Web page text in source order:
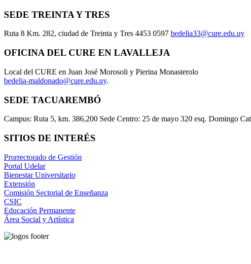
SEDE TREINTA Y TRES
Ruta 8 Km. 282, ciudad de Treinta y Tres 4453 0597 bedelia33@cure.edu.uy
OFICINA DEL CURE EN LAVALLEJA
Local del CURE en Juan José Morosoli y Pierina Monasterolo
bedelia-maldonado@cure.edu.uy.
SEDE TACUAREMBÓ
Campus: Ruta 5, km. 386,200 Sede Centro: 25 de mayo 320 esq. Domingo
SITIOS DE INTERÉS
Prorrectorado de Gestión
Portal Udelar
Bienestar Universitario
Extensión
Comisión Sectorial de Enseñanza
CSIC
Educación Permanente
Área Social y Artística